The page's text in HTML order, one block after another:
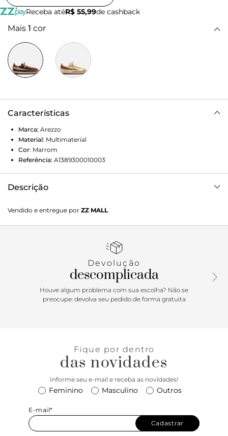
Receba atéR$ 55,99de cashback
Mais 1 cor
Características
Marca: Arezzo
Material: Multimaterial
Cor: Marrom
Referência: A1389300010003
Descrição
solado esportivo emborrachado branco com base tratorada.
Traz cabedal em tecido, aplicações em couro bege e
e tag em couro marrom na língua com logo das duas
fecho em cadarços brancos. O sapato é parte da parceria
com a marca esportiva Fila.
Vendido e entregue por ZZ MALL
Devolução
descomplicada
Houve algum problema com sua escolha? Não se
preocupe: devolva seu pedido de forma gratuita
Fique por dentro
das novidades
Informe seu e-mail e receba as novidades!
Feminino Masculino Outros
E-mail*
Cadastrar